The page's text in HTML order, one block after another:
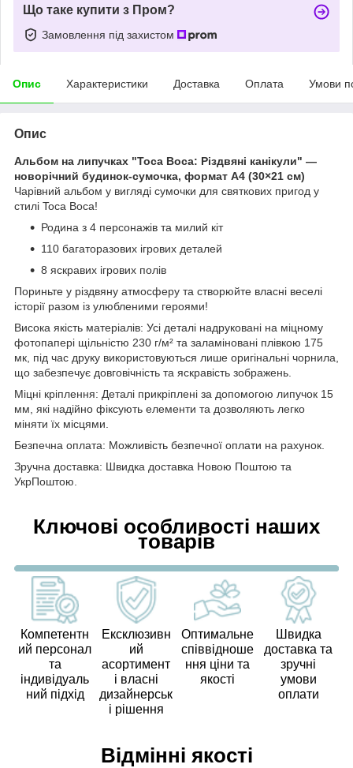
Що таке купити з Пром?
Замовлення під захистом
Опис Характеристики Доставка Оплата Умови
Опис
Альбом на липучках "Toca Boca: Різдвяні канікули" —
новорічний будинок-сумочка, формат A4 (30×21 см)
Чарівний альбом у вигляді сумочки для святкових пригод у
стилі Toca Boca!
Родина з 4 персонажів та милий кіт
110 багаторазових ігрових деталей
8 яскравих ігрових полів
Пориньте у різдвяну атмосферу та створюйте власні веселі
історії разом із улюбленими героями!
Висока якість матеріалів: Усі деталі надруковані на міцному
фотопапері щільністю 230 г/м² та заламіновані плівкою 175
мк, під час друку використовуються лише оригінальні чорнила,
що забезпечує довговічність та яскравість зображень.
Міцні кріплення: Деталі прикріплені за допомогою липучок 15
мм, які надійно фіксують елементи та дозволяють легко
міняти їх місцями.
Безпечна оплата: Можливість безпечної оплати на рахунок.
Зручна доставка: Швидка доставка Новою Поштою та
УкрПоштою.
Ключові особливості наших
товарів
Компетентн
ий персонал
та
індивідуаль
ний підхід
Ексклюзивн
ий
асортимент
і власні
дизайнерськ
і рішення
Оптимальне
співвідноше
ння ціни та
якості
Швидка
доставка та
зручні
умови
оплати
Відмінні якості